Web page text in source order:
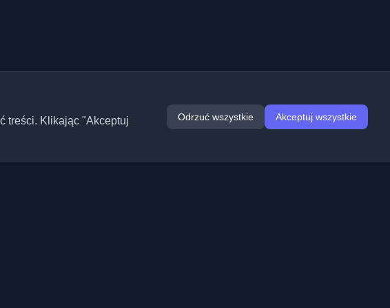
treści. Klikając "Akceptuj
Odrzuć wszystkie Akceptuj wszystkie